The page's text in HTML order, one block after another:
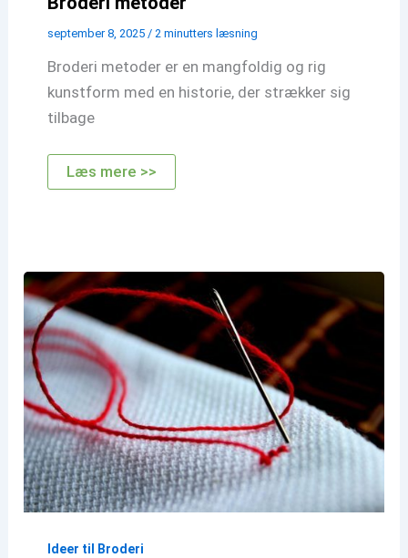
september 8, 2025 / 2 minutters læsning
Broderi metoder er en mangfoldig og rig
kunstform med en historie, der strækker sig
tilbage
Broderi
metoder
Læs mere >>
Ideer til Broderi